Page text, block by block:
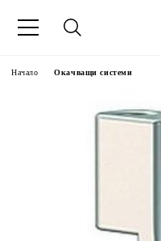
Начало Окачващи системи